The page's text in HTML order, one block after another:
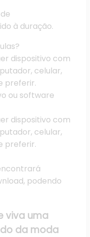
à duração.
dispositivo com
celular,
preferir.
ou software
dispositivo com
celular,
preferir.
podendo
viva uma
da moda